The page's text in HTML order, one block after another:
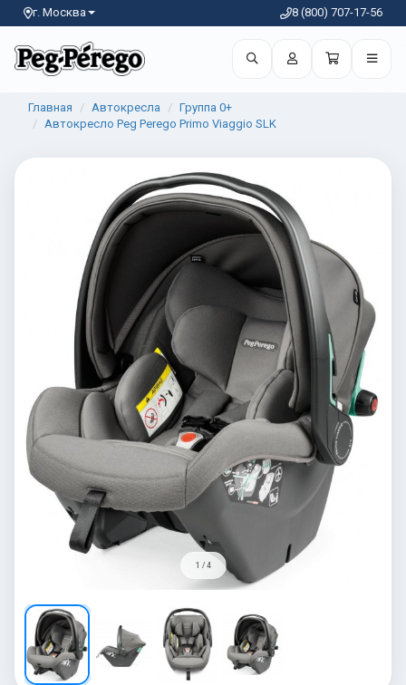
г. Москва 8 (800) 707-17-56
Главная Автокресла
Группа 0+
Автокресло Peg Perego Primo Viaggio SLK
1 / 4